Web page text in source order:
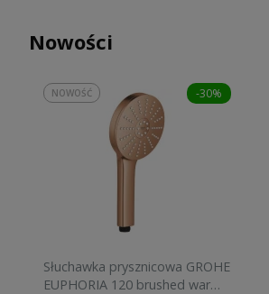
Nowości
-30%
Słuchawka prysznicowa GROHE
EUPHORIA 120 brushed warm
NOWOŚĆ